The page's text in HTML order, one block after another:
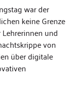
war der
keine Grenze
und
von
über digitale